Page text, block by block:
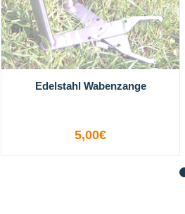
Edelstahl Wabenzange
NICHT VERFÜGBAR
5,00€